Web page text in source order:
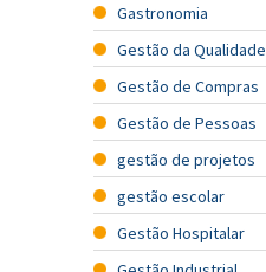
Gastronomia
Gestão da Qualidade
Gestão de Compras
Gestão de Pessoas
gestão de projetos
gestão escolar
Gestão Hospitalar